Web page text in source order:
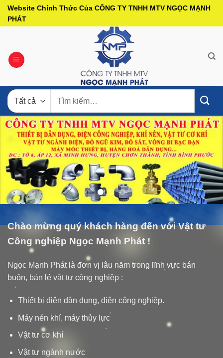
Bỏ
qua
Website Chính Thức Của CÔNG TY TNHH MTV NGỌC MẠNH
PHÁT
kiếm:
Chào mừng quý khách hàng đến với Vật tư
Công nghiệp Ngọc Mạnh Phát !
Ngọc Mạnh Phát là đơn vị lâu năm trong lĩnh vực bán
buôn, bán lẻ vật tư công nghiệp :
Thiết bị điện dân dụng, điện công nghiệp.
Máy nén khí, máy thủy lực
Vật tư cơ khí
Vật tư ngành nước